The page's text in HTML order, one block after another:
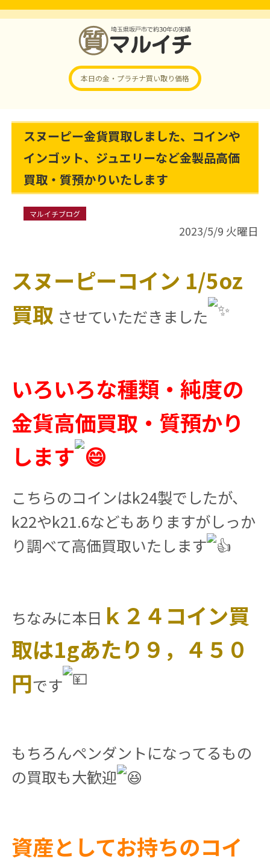
本日の金・プラチナ買い取り価格
スヌーピー金貨買取しました、コインや
インゴット、ジュエリーなど金製品高価
買取・質預かりいたします
マルイチブログ
2023/5/9 火曜日
スヌーピーコイン 1/5oz
買取 させていただきました
いろいろな種類・純度の
金貨高価買取・質預かり
します
こちらのコインはk24製でしたが、
k22やk21.6などもありますがしっか
り調べて高価買取いたします
ちなみに本日 ｋ２４コイン買
取は1gあたり９，４５０
円です
もちろんペンダントになってるもの
の買取も大歓迎
資産としてお持ちのコイ